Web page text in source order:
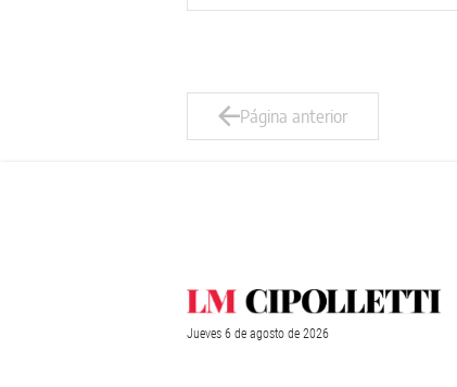
Página anterior
Jueves 6 de agosto de 2026